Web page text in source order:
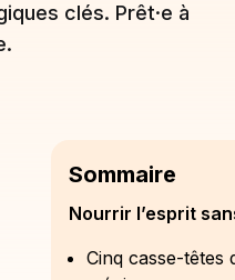
clés. Prêt·e à
Sommaire
Nourrir l’esprit
Cinq casse-têtes